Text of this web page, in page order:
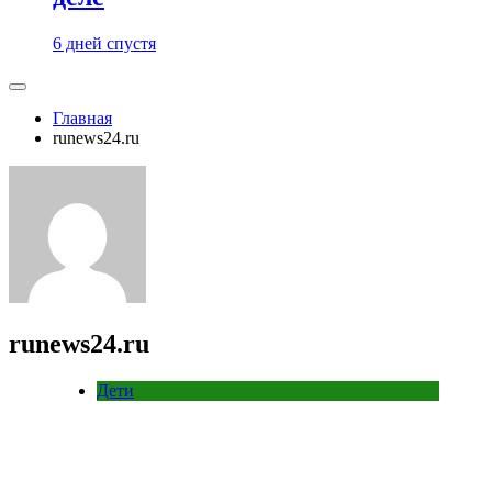
6 дней спустя
Главная
runews24.ru
runews24.ru
Дети